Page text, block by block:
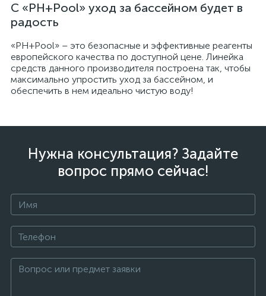
С «PH+Pool» уход за бассейном будет в
радость
«PH+Pool» – это безопасные и эффективные реагенты
европейского качества по доступной цене. Линейка
средств данного производителя построена так, чтобы
максимально упростить уход за бассейном, и
обеспечить в нем идеально чистую воду!
Нужна консультация? Задайте
вопрос прямо сейчас!